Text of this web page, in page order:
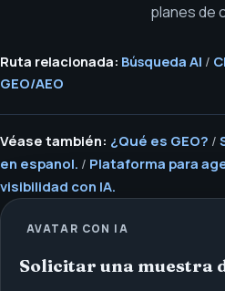
planes de
Ruta relacionada: Búsqueda AI /
GEO/AEO
Véase también: ¿Qué es GEO? /
en espanol. / Plataforma para
visibilidad con IA.
AVATAR CON IA
Solicitar una muestra